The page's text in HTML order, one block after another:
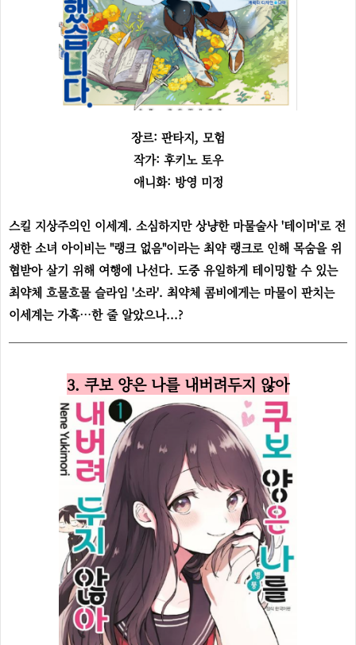
장르: 판타지, 모험
작가: 후키노 토우
애니화: 방영 미정
스킬 지상주의인 이세계. 소심하지만 상냥한 마물술사 '테이머'로 전
생한 소녀 아이비는 "랭크 없음"이라는 최약 랭크로 인해 목숨을 위
협받아 살기 위해 여행에 나선다. 도중 유일하게 테이밍할 수 있는
최약체 흐물흐물 슬라임 '소라'. 최약체 콤비에게는 마물이 판치는
이세계는 가혹…한 줄 알았으나...?
3. 쿠보 양은 나를 내버려두지 않아